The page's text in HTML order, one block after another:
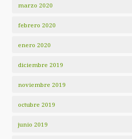
marzo 2020
febrero 2020
enero 2020
diciembre 2019
noviembre 2019
octubre 2019
junio 2019